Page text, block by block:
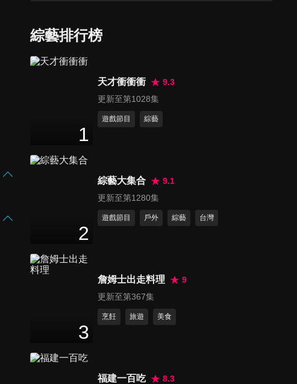
第68集 老公帶小孩是神災難？
47分鐘
第70集 罰到心坎裡？處罰小孩
47 分鐘
46分鐘
第72集 老公小孩我錯了 媽媽道
第73集 親子遊想破頭？！好神
綜藝排行榜
1
天才衝衝衝
9.3
更新至第1028集
遊戲節目 綜藝
2
綜藝大集合
9.1
更新至第1280集
遊戲節目 戶外 綜藝 台灣
3
詹姆士出走料理
9
更新至第367集
烹飪 旅遊 美食
福建一百吃
8.3